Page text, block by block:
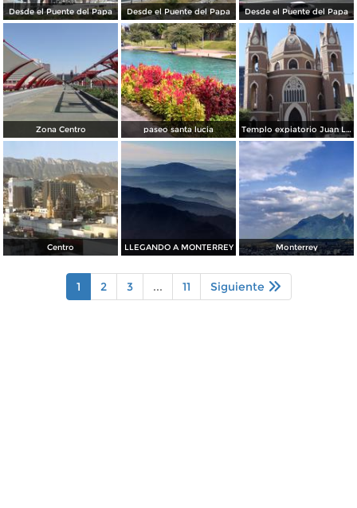
Desde el Puente del Papa Desde el Puente del Papa Desde el Puente del Papa
Zona Centro paseo santa lucia Templo expiatorio Juan Luis Gonzaga
Centro LLEGANDO A MONTERREY Monterrey
1 2 3 ... 11 Siguiente